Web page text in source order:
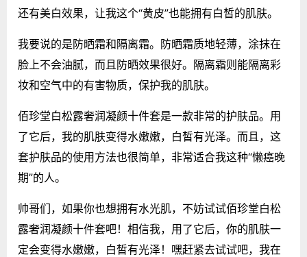
还有美白效果，让我这个“黄皮”也能拥有白皙的肌肤。
我要说的是防晒霜和隔离霜。防晒霜质地轻薄，涂抹在
脸上不会油腻，而且防晒效果很好。隔离霜则能隔离彩
妆和空气中的有害物质，保护我的肌肤。
佰珍堂白松露奢润凝颜十件套是一款非常的护肤品。用
了它后，我的肌肤变得水嫩嫩，白皙有光泽。而且，这
套护肤品的使用方法也很简单，非常适合我这种“懒癌晚
期”的人。
帅哥们，如果你也想拥有水光肌，不妨试试佰珍堂白松
露奢润凝颜十件套吧！相信我，用了它后，你的肌肤一
定会变得水嫩嫩，白皙有光泽！嘿赶紧去试试吧，我在